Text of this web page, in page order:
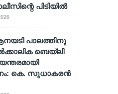
പിടിയിൽ
പാലത്തിനു
ബെയ്‌ലി
കെ. സുധാകരൻ